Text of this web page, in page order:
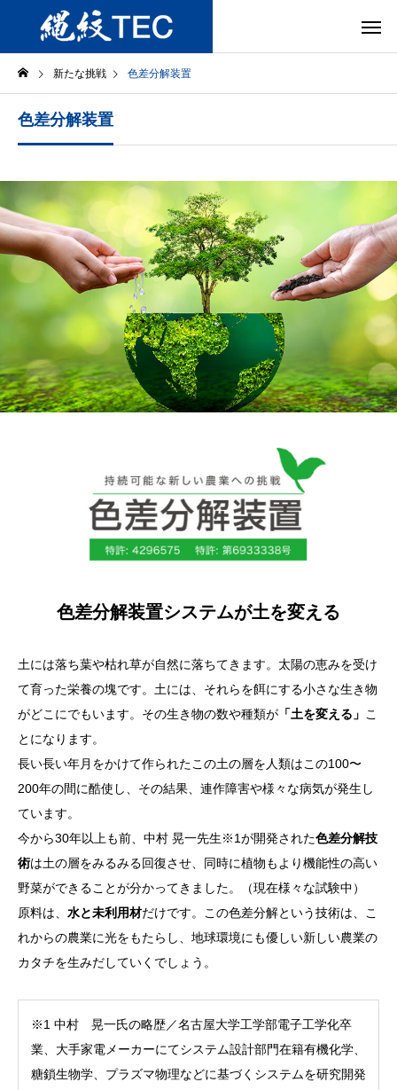
新たな挑戦 色差分解装置
色差分解装置
色差分解装置システムが土を変える
土には落ち葉や枯れ草が自然に落ちてきます。太陽の恵みを受け
て育った栄養の塊です。土には、それらを餌にする小さな生き物
がどこにでもいます。その生き物の数や種類が 「土を変える」 こ
とになります。
長い長い年月をかけて作られたこの土の層を人類はこの100〜
200年の間に酷使し、その結果、連作障害や様々な病気が発生し
ています。
今から30年以上も前、中村 晃一先生※1が開発された色差分解技
術は土の層をみるみる回復させ、同時に植物もより機能性の高い
野菜ができることが分かってきました。（現在様々な試験中）
原料は、 水と未利用材だけです。この色差分解という技術は、こ
れからの農業に光をもたらし、地球環境にも優しい新しい農業の
カタチを生みだしていくでしょう。
※1 中村 晃一氏の略歴／名古屋大学工学部電子工学化卒
業、大手家電メーカーにてシステム設計部門在籍有機化学、
糖鎖生物学、プラズマ物理などに基づくシステムを研究開発